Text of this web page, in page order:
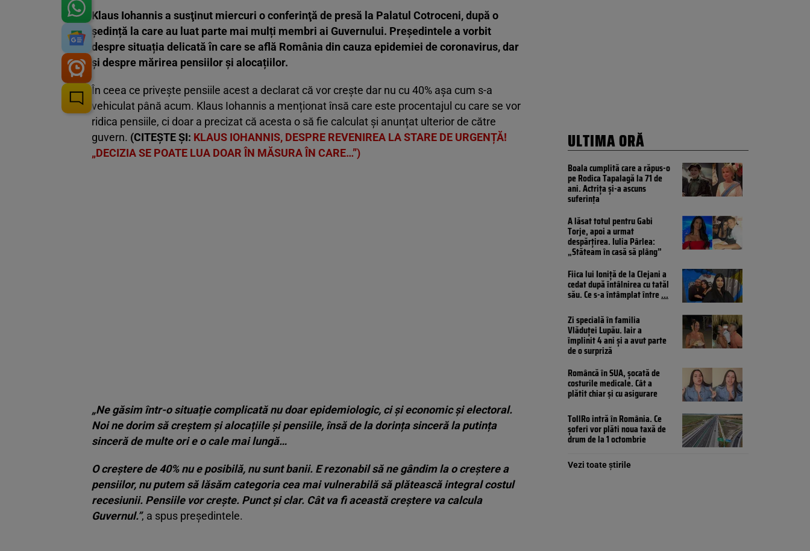
Klaus Iohannis a susţinut miercuri o conferinţă de presă la Palatul Cotroceni, după o
ședință la care au luat parte mai mulți membri ai Guvernului. Președintele a vorbit
despre situația delicată în care se află România din cauza epidemiei de coronavirus, dar
și despre mărirea pensiilor și alocațiilor.
În ceea ce privește pensiile acest a declarat că vor crește dar nu cu 40% așa cum s-a
vehiculat până acum. Klaus Iohannis a menționat însă care este procentajul cu care se vor
ridica pensiile, ci doar a precizat că acesta o să fie calculat și anunțat ulterior de către
guvern. (CITEȘTE ȘI: KLAUS IOHANNIS, DESPRE REVENIREA LA STARE DE URGENȚĂ!
„DECIZIA SE POATE LUA DOAR ÎN MĂSURA ÎN CARE…”)
„Ne găsim într-o situație complicată nu doar epidemiologic, ci și economic și electoral.
Noi ne dorim să creștem și alocațiile și pensiile, însă de la dorința sinceră la putința
sinceră de multe ori e o cale mai lungă…
O creștere de 40% nu e posibilă, nu sunt banii. E rezonabil să ne gândim la o creștere a
pensiilor, nu putem să lăsăm categoria cea mai vulnerabilă să plătească integral costul
recesiunii. Pensiile vor crește. Punct și clar. Cât va fi această creștere va calcula
Guvernul.”, a spus președintele.
ULTIMA ORĂ
Boala cumplită care a răpus-o
pe Rodica Tapalagă la 71 de
ani. Actrița și-a ascuns
suferința
A lăsat totul pentru Gabi
Torje, apoi a urmat
despărțirea. Iulia Pârlea:
„Stăteam în casă să plâng”
Fiica lui Ioniță de la Clejani a
cedat după întâlnirea cu tatăl
său. Ce s-a întâmplat între...
Zi specială în familia
Vlăduței Lupău. Iair a
împlinit 4 ani și a avut parte
de o surpriză
Româncă în SUA, șocată de
costurile medicale. Cât a
plătit chiar și cu asigurare
TollRo intră în România. Ce
șoferi vor plăti noua taxă de
drum de la 1 octombrie
Vezi toate știrile